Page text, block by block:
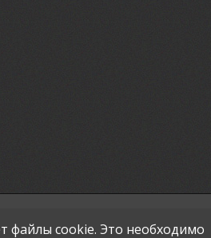
файлы cookie. Это необходимо